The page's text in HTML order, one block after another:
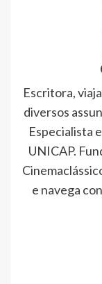
Escritora,
diversos
Especialista
UNICAP.
e navega